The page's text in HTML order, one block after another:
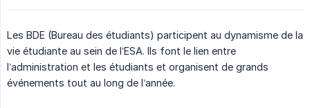
Les BDE (Bureau des étudiants) participent au dynamisme de la
vie étudiante au sein de l’ESA. Ils font le lien entre
l’administration et les étudiants et organisent de grands
événements tout au long de l’année.